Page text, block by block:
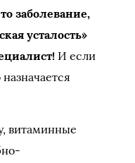
заболевание,
усталость»
И если
витаминные